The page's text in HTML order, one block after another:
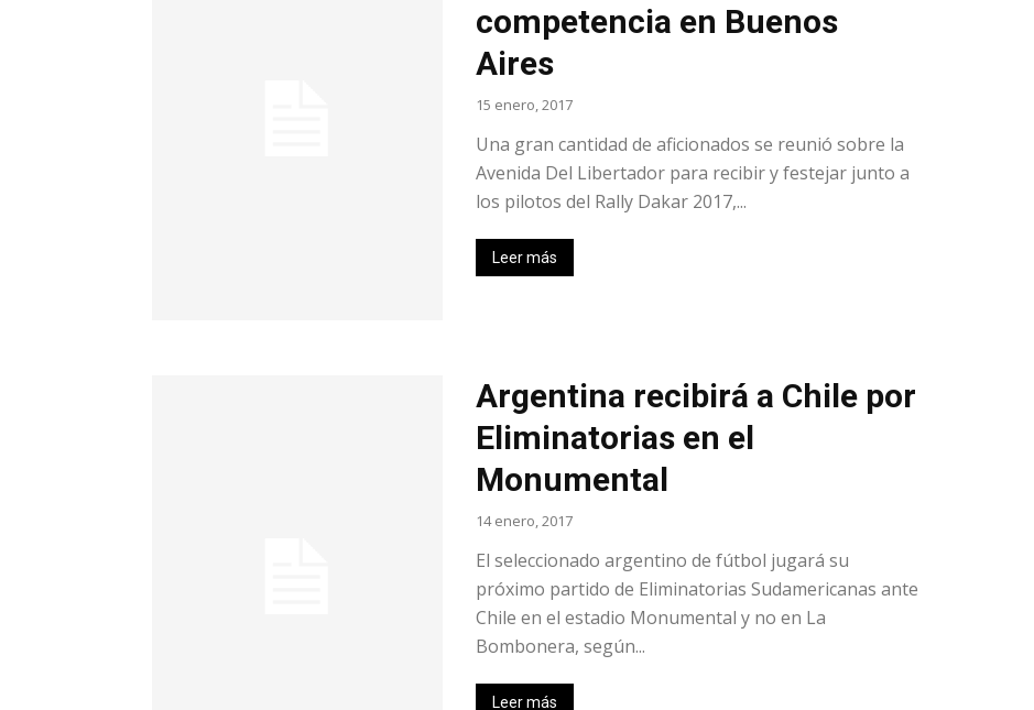
competencia en Buenos
Aires
15 enero, 2017
Una gran cantidad de aficionados se reunió sobre la
Avenida Del Libertador para recibir y festejar junto a
los pilotos del Rally Dakar 2017,...
Leer más
Argentina recibirá a Chile por
Eliminatorias en el
Monumental
14 enero, 2017
El seleccionado argentino de fútbol jugará su
próximo partido de Eliminatorias Sudamericanas ante
Chile en el estadio Monumental y no en La
Bombonera, según...
Leer más